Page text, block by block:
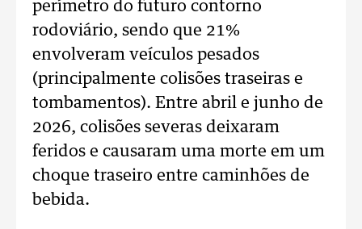
perímetro do futuro contorno
rodoviário, sendo que 21%
envolveram veículos pesados
(principalmente colisões traseiras e
tombamentos). Entre abril e junho de
2026, colisões severas deixaram
feridos e causaram uma morte em um
choque traseiro entre caminhões de
bebida.